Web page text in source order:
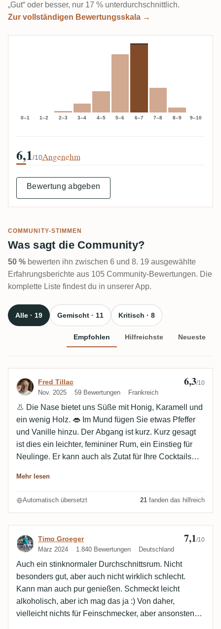
„Gut“ oder besser, nur 17 % unterdurchschnittlich.
Zur vollständigen Bewertungsskala →
0–1 1–2 2–3 3–4 4–5 5–6 6–7 7–8 8–9 9–10
6,1/10Angenehm
Bewertung abgeben
COMMUNITY-STIMMEN
Was sagt die Community?
50 % bewerten ihn zwischen 6 und 8. 19 ausgewählte
Erfahrungsberichte aus 105 Community-Bewertungen. Die
komplette Liste findest du in unserer App.
Alle · 19 Gemischt · 11 Kritisch · 8
Empfohlen Hilfreichste Neueste
Bewertung von Fred Tillac
Fred Tillac
Nov. 2025 59 Bewertungen Frankreich
6,3/10
👃 Die Nase bietet uns Süße mit Honig, Karamell und
ein wenig Holz. 👄 Im Mund fügen Sie etwas Pfeffer
und Vanille hinzu. Der Abgang ist kurz. Kurz gesagt
ist dies ein leichter, femininer Rum, ein Einstieg für
Neulinge. Er kann auch als Zutat für Ihre Cocktails
Mehr lesen
Automatisch übersetzt 21 fanden das hilfreich
Bewertung von Timo Groeger
Timo Groeger
März 2024 1.840 Bewertungen Deutschland
7,1/10
Auch ein stinknormaler Durchschnittsrum. Nicht
besonders gut, aber auch nicht wirklich schlecht.
Kann man auch pur genießen. Schmeckt leicht
alkoholisch, aber ich mag das ja :) Von daher,
vielleicht nichts für Feinschmecker, aber ansonsten